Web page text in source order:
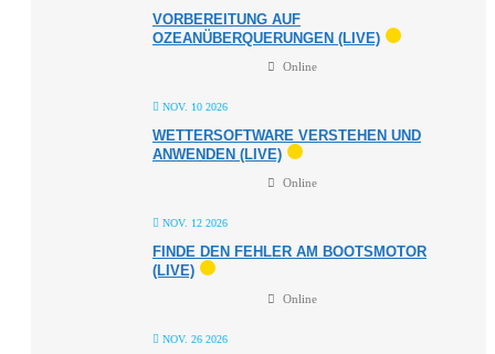
VORBEREITUNG AUF
OZEANÜBERQUERUNGEN (LIVE)
Online
NOV. 10 2026
WETTERSOFTWARE VERSTEHEN UND
ANWENDEN (LIVE)
Online
NOV. 12 2026
FINDE DEN FEHLER AM BOOTSMOTOR
(LIVE)
Online
NOV. 26 2026